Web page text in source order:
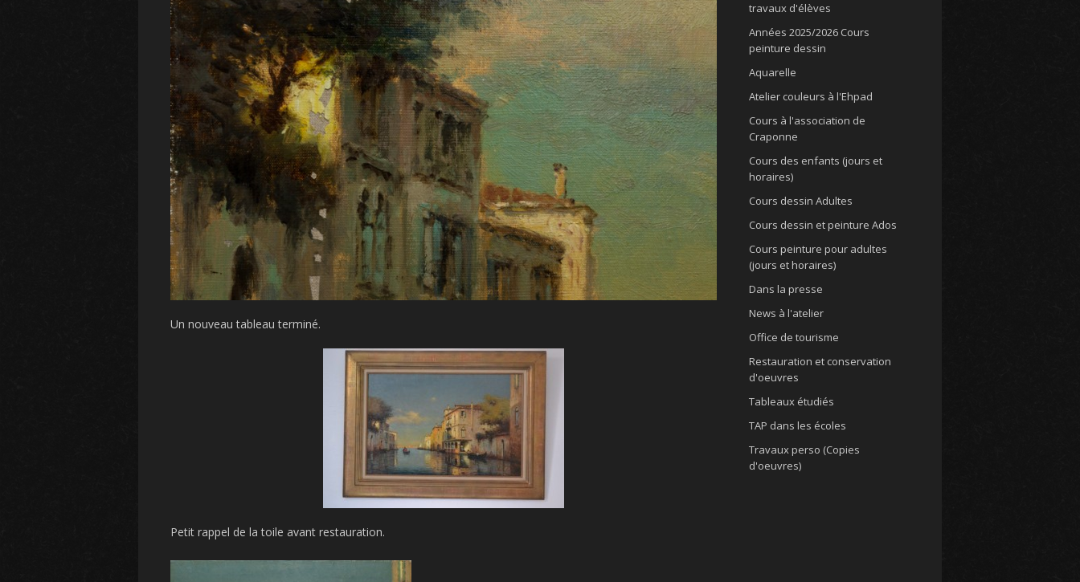
Un nouveau tableau terminé.
Petit rappel de la toile avant restauration.
travaux d'élèves
Années 2025/2026 Cours
peinture dessin
Aquarelle
Atelier couleurs à l'Ehpad
Cours à l'association de
Craponne
Cours des enfants (jours et
horaires)
Cours dessin Adultes
Cours dessin et peinture Ados
Cours peinture pour adultes
(jours et horaires)
Dans la presse
News à l'atelier
Office de tourisme
Restauration et conservation
d'oeuvres
Tableaux étudiés
TAP dans les écoles
Travaux perso (Copies
d'oeuvres)